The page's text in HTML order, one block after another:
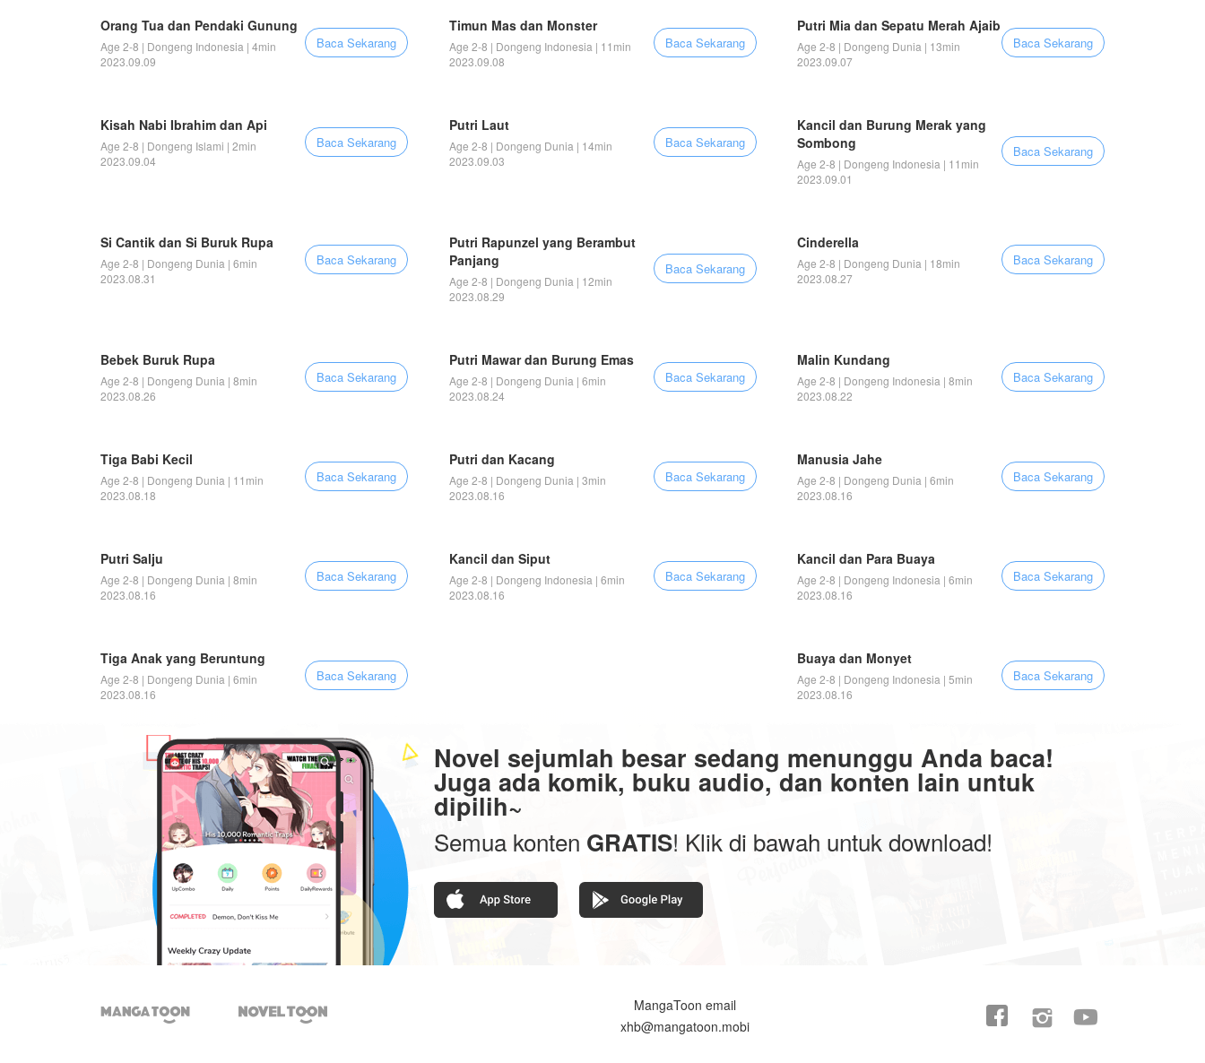
Orang Tua dan Pendaki Gunung
Age 2-8 | Dongeng Indonesia | 4min
2023.09.09
Baca Sekarang
Timun Mas dan Monster
Age 2-8 | Dongeng Indonesia | 11min
2023.09.08
Baca Sekarang
Putri Mia dan Sepatu Merah Ajaib
Age 2-8 | Dongeng Dunia | 13min
2023.09.07
Baca Sekarang
Kisah Nabi Ibrahim dan Api
Age 2-8 | Dongeng Islami | 2min
2023.09.04
Baca Sekarang
Putri Laut
Age 2-8 | Dongeng Dunia | 14min
2023.09.03
Baca Sekarang
Kancil dan Burung Merak yang
Sombong
Age 2-8 | Dongeng Indonesia | 11min
2023.09.01
Baca Sekarang
Si Cantik dan Si Buruk Rupa
Age 2-8 | Dongeng Dunia | 6min
2023.08.31
Baca Sekarang
Putri Rapunzel yang Berambut
Panjang
Age 2-8 | Dongeng Dunia | 12min
2023.08.29
Baca Sekarang
Cinderella
Age 2-8 | Dongeng Dunia | 18min
2023.08.27
Baca Sekarang
Bebek Buruk Rupa
Age 2-8 | Dongeng Dunia | 8min
2023.08.26
Baca Sekarang
Putri Mawar dan Burung Emas
Age 2-8 | Dongeng Dunia | 6min
2023.08.24
Baca Sekarang
Malin Kundang
Age 2-8 | Dongeng Indonesia | 8min
2023.08.22
Baca Sekarang
Tiga Babi Kecil
Age 2-8 | Dongeng Dunia | 11min
2023.08.18
Baca Sekarang
Putri dan Kacang
Age 2-8 | Dongeng Dunia | 3min
2023.08.16
Baca Sekarang
Manusia Jahe
Age 2-8 | Dongeng Dunia | 6min
2023.08.16
Baca Sekarang
Putri Salju
Age 2-8 | Dongeng Dunia | 8min
2023.08.16
Baca Sekarang
Kancil dan Siput
Age 2-8 | Dongeng Indonesia | 6min
2023.08.16
Baca Sekarang
Kancil dan Para Buaya
Age 2-8 | Dongeng Indonesia | 6min
2023.08.16
Baca Sekarang
Tiga Anak yang Beruntung
Age 2-8 | Dongeng Dunia | 6min
2023.08.16
Baca Sekarang
Buaya dan Monyet
Age 2-8 | Dongeng Indonesia | 5min
2023.08.16
Baca Sekarang
Novel sejumlah besar sedang menunggu Anda baca!
Juga ada komik, buku audio, dan konten lain untuk
dipilih~
Semua konten GRATIS! Klik di bawah untuk download!
 
MangaToon email
xhb@mangatoon.mobi
 